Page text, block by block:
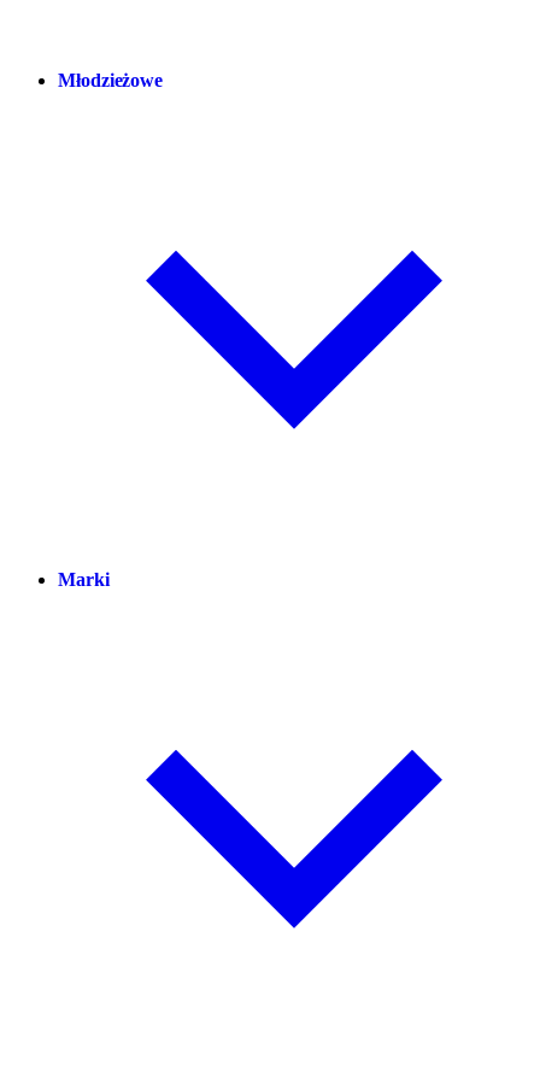
Młodzieżowe
Marki